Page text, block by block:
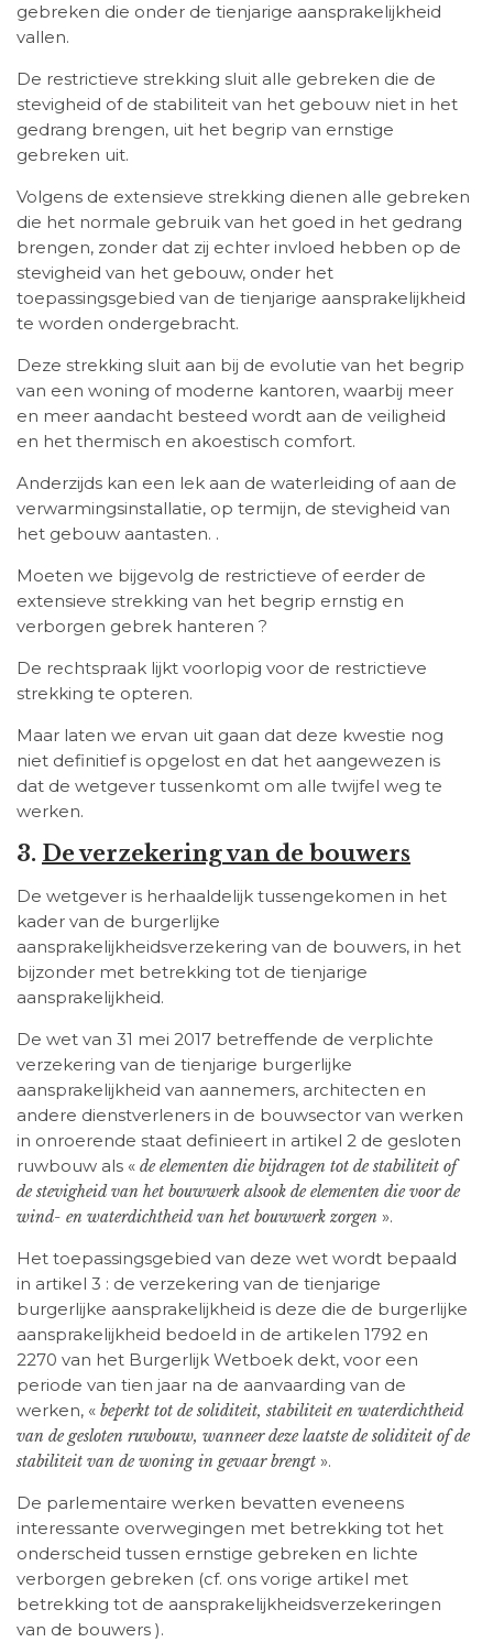
gebreken die onder de tienjarige aansprakelijkheid
vallen.
De restrictieve strekking sluit alle gebreken die de
stevigheid of de stabiliteit van het gebouw niet in het
gedrang brengen, uit het begrip van ernstige
gebreken uit.
Volgens de extensieve strekking dienen alle gebreken
die het normale gebruik van het goed in het gedrang
brengen, zonder dat zij echter invloed hebben op de
stevigheid van het gebouw, onder het
toepassingsgebied van de tienjarige aansprakelijkheid
te worden ondergebracht.
Deze strekking sluit aan bij de evolutie van het begrip
van een woning of moderne kantoren, waarbij meer
en meer aandacht besteed wordt aan de veiligheid
en het thermisch en akoestisch comfort.
Anderzijds kan een lek aan de waterleiding of aan de
verwarmingsinstallatie, op termijn, de stevigheid van
het gebouw aantasten. .
Moeten we bijgevolg de restrictieve of eerder de
extensieve strekking van het begrip ernstig en
verborgen gebrek hanteren ?
De rechtspraak lijkt voorlopig voor de restrictieve
strekking te opteren.
Maar laten we ervan uit gaan dat deze kwestie nog
niet definitief is opgelost en dat het aangewezen is
dat de wetgever tussenkomt om alle twijfel weg te
werken.
3. De verzekering van de bouwers
De wetgever is herhaaldelijk tussengekomen in het
kader van de burgerlijke
aansprakelijkheidsverzekering van de bouwers, in het
bijzonder met betrekking tot de tienjarige
aansprakelijkheid.
De wet van 31 mei 2017 betreffende de verplichte
verzekering van de tienjarige burgerlijke
aansprakelijkheid van aannemers, architecten en
andere dienstverleners in de bouwsector van werken
in onroerende staat definieert in artikel 2 de gesloten
ruwbouw als « de elementen die bijdragen tot de stabiliteit of
de stevigheid van het bouwwerk alsook de elementen die voor de
wind- en waterdichtheid van het bouwwerk zorgen ».
Het toepassingsgebied van deze wet wordt bepaald
in artikel 3 : de verzekering van de tienjarige
burgerlijke aansprakelijkheid is deze die de burgerlijke
aansprakelijkheid bedoeld in de artikelen 1792 en
2270 van het Burgerlijk Wetboek dekt, voor een
periode van tien jaar na de aanvaarding van de
werken, « beperkt tot de soliditeit, stabiliteit en waterdichtheid
van de gesloten ruwbouw, wanneer deze laatste de soliditeit of de
stabiliteit van de woning in gevaar brengt ».
De parlementaire werken bevatten eveneens
interessante overwegingen met betrekking tot het
onderscheid tussen ernstige gebreken en lichte
verborgen gebreken (cf. ons vorige artikel met
betrekking tot de aansprakelijkheidsverzekeringen
van de bouwers ).